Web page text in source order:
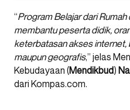
“Program Belajar dari
membantu peserta didik,
keterbatasan akses internet,
maupun geografis,” jelas
Kebudayaan (Mendikbud)
dari Kompas.com.